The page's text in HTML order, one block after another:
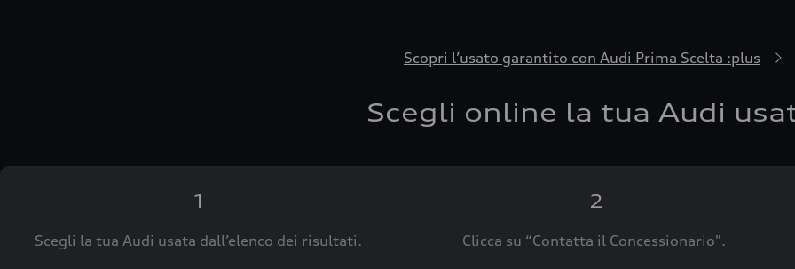
Scopri l’usato garantito con Audi Prima Scelta :plus
Scegli online la tua Audi
1
Scegli la tua Audi usata dall’elenco dei risultati.
2
Clicca su “Contatta il Concessionario".